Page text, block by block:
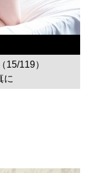
15/119）
に